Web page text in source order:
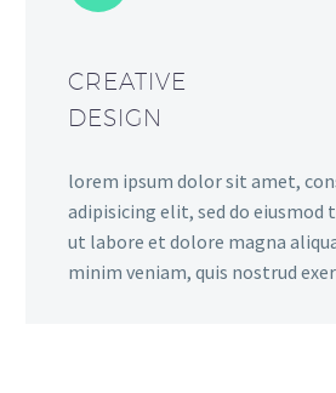
CREATIVE
DESIGN
lorem ipsum dolor sit amet,
adipisicing elit, sed do eiusmod
ut labore et dolore magna
minim veniam, quis nostrud